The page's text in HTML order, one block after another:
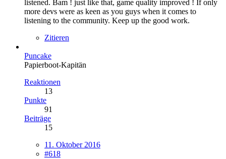
listened. Bam ! just like that, game quality improved ! If only
more devs were as keen as you guys when it comes to
listening to the community. Keep up the good work.
Zitieren
Puncake
Papierboot-Kapitän
Reaktionen
13
Punkte
91
Beiträge
15
11. Oktober 2016
#618